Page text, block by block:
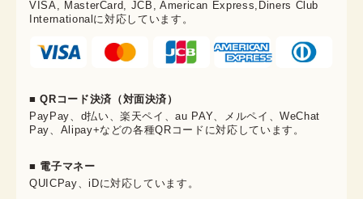
VISA, MasterCard, JCB, American Express,Diners Club
Internationalに対応しています。
■ QRコード決済（対面決済）
PayPay、d払い、楽天ペイ、au PAY、メルペイ、WeChat
Pay、Alipay+などの各種QRコードに対応しています。
■ 電子マネー
QUICPay、iDに対応しています。